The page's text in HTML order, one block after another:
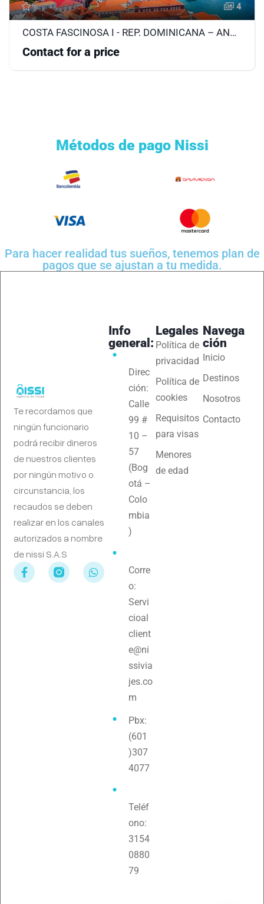
4
COSTA FASCINOSA I - REP. DOMINICANA – ANTILLAS - ISLAS VÍRGENES
Contact for a price
Métodos de pago Nissi
Para hacer realidad tus sueños, tenemos plan de
pagos que se ajustan a tu medida.
Te recordamos que
ningún funcionario
podrá recibir dineros
de nuestros clientes
por ningún motivo o
circunstancia, los
recaudos se deben
realizar en los canales
autorizados a nombre
de nissi S.A.S
Navega
ción
Inicio
Destinos
Nosotros
Contacto
Legales
Política de
privacidad
Política de
cookies
Requisitos
para visas
Menores
de edad
Info
general:
Direc
ción:
Calle
99 #
10 –
57
(Bog
otá –
Colo
mbia
)
Corre
o:
Servi
cioal
client
e@ni
ssivia
jes.co
m
Pbx:
(601
)307
4077
Teléf
ono:
3154
0880
79